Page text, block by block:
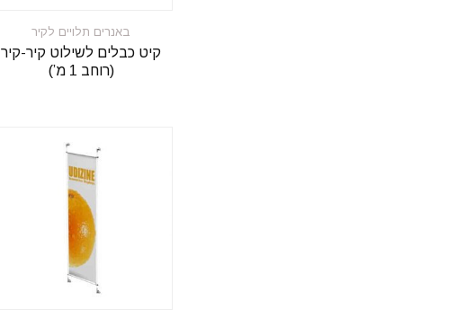
באנרים תלויים לקיר
קיט כבלים לשילוט קיר-קיר
(רוחב 1 מ’)